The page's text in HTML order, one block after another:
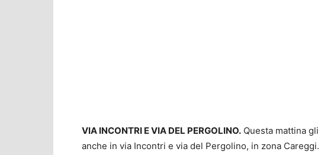
VIA INCONTRI E VIA DEL PERGOLINO. Questa mattina
anche in via Incontri e via del Pergolino, in zona